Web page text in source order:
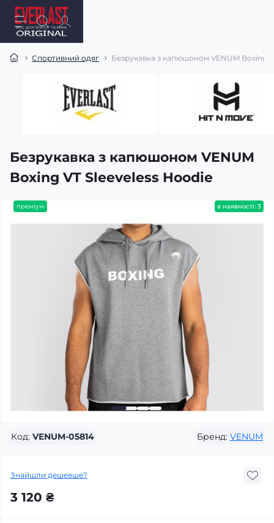
Спортивний одяг Безрукавка з капюшоном VENUM Boxing
Безрукавка з капюшоном VENUM
Boxing VT Sleeveless Hoodie
преміум в наявності: 3
Код: VENUM-05814 Бренд: VENUM
Знайшли дешевше?
3 120 ₴